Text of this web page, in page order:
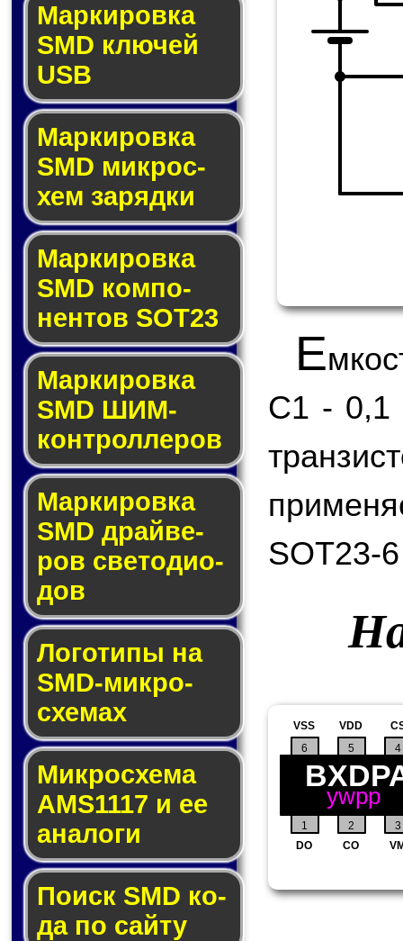
Маркировка
SMD клю­чей
USB
Маркировка
SMD мик­рос­
хем за­ряд­ки
Маркировка
SMD ком­по­
нен­тов SOT23
Маркировка
SMD ШИМ-
кон­трол­ле­ров
Маркировка
SMD драй­ве­
ров све­то­ди­о­
дов
Логотипы на
SMD-мик­ро­
схе­мах
Микросхема
AMS1117 и ее
ана­ло­ги
Поиск SMD ко­
да по сай­ту
Е
C1 - 0,1
SOT23-
1 2 3
4
DO CO
VDD
5
6
VSS
ywpp